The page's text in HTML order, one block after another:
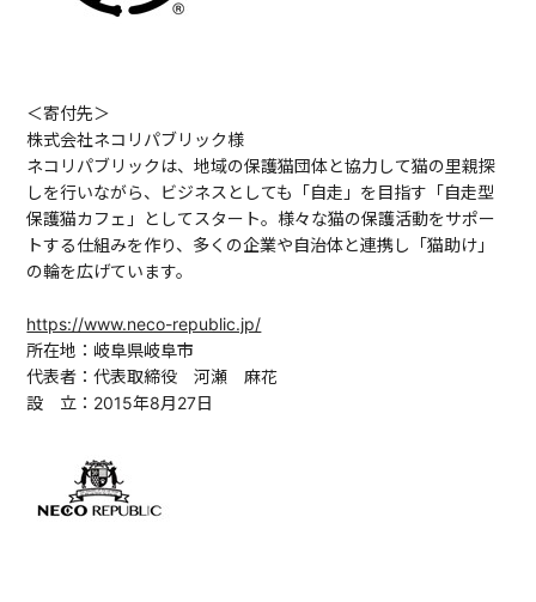
＜寄付先＞
株式会社ネコリパブリック様
ネコリパブリックは、地域の保護猫団体と協力して猫の里親探
しを行いながら、ビジネスとしても「自走」を目指す「自走型
保護猫カフェ」としてスタート。様々な猫の保護活動をサポー
トする仕組みを作り、多くの企業や自治体と連携し「猫助け」
の輪を広げています。
https://www.neco-republic.jp/
所在地：岐阜県岐阜市
代表者：代表取締役 河瀬 麻花
設 立：2015年8月27日